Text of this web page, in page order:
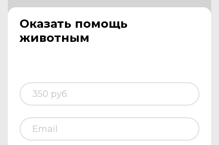
Оказать помощь
животным